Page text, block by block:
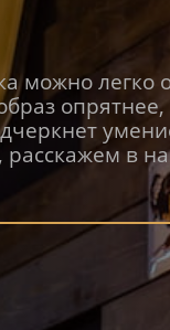
можно легко
опрятнее,
расскажем в